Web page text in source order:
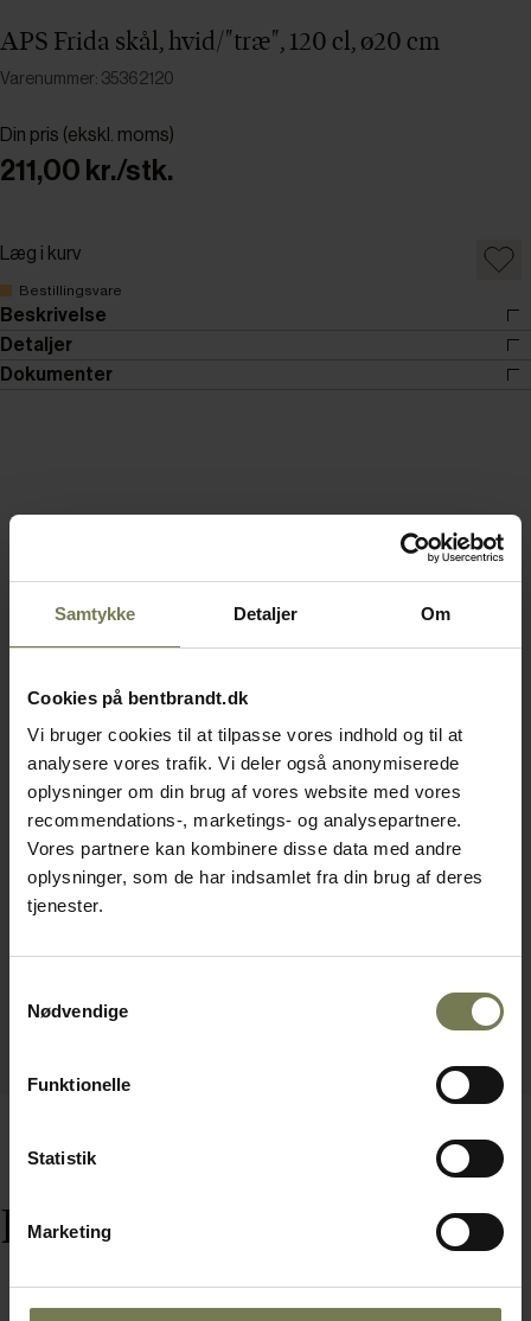
Samtykke Detaljer Om
Cookies på bentbrandt.dk
Vi bruger cookies til at tilpasse vores indhold og til at
analysere vores trafik. Vi deler også anonymiserede
oplysninger om din brug af vores website med vores
recommendations-, marketings- og analysepartnere.
Vores partnere kan kombinere disse data med andre
oplysninger, som de har indsamlet fra din brug af deres
tjenester.
Nødvendige
Funktionelle
Statistik
Marketing
APS Frida skål, hvid/"træ", 120 cl, ø20 cm
Varenummer: 35362120
Din pris (ekskl. moms)
211,00 kr./stk.
Læg i kurv
Bestillingsvare
Beskrivelse
Detaljer
Dokumenter
Relaterede varer